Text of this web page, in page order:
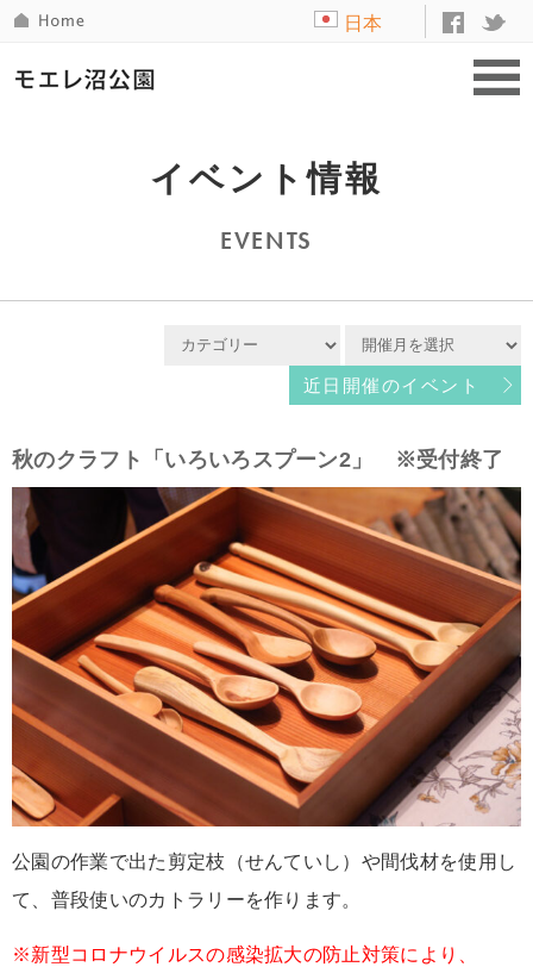
日本
イベント情報
EVENTS
近日開催のイベント
秋のクラフト「いろいろスプーン2」 ※受付終了
公園の作業で出た剪定枝（せんていし）や間伐材を使用し
て、普段使いのカトラリーを作ります。
※新型コロナウイルスの感染拡大の防止対策により、